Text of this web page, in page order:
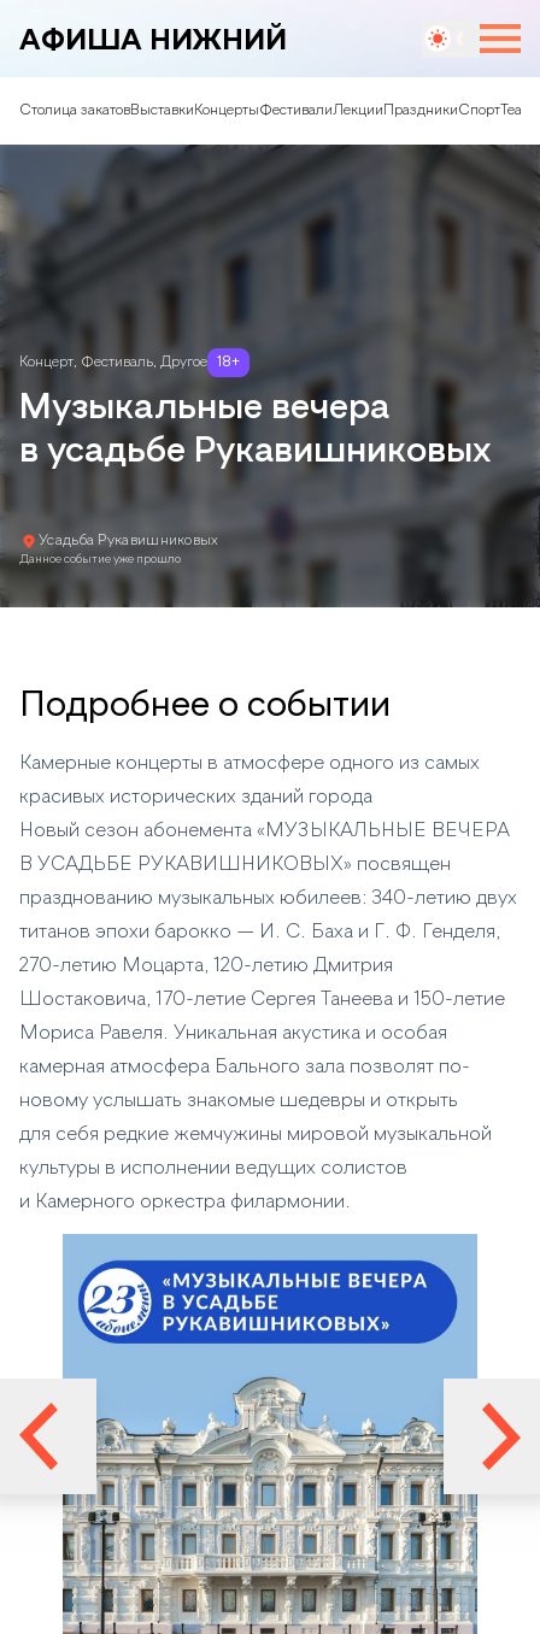
АФИША НИЖНИЙ
Столица закатовВыставкиКонцертыФестивалиЛекции ПраздникиСпорт
Концерт, Фестиваль, Другое 18+
Музыкальные вечера
в усадьбе Рукавишниковых
Усадьба Рукавишниковых
Данное событие уже прошло
Подробнее о событии
Камерные концерты в атмосфере одного из самых
красивых исторических зданий города
Новый сезон абонемента «МУЗЫКАЛЬНЫЕ ВЕЧЕРА
В УСАДЬБЕ РУКАВИШНИКОВЫХ» посвящен
празднованию музыкальных юбилеев: 340-летию двух
титанов эпохи барокко — И. С. Баха и Г. Ф. Генделя,
270-летию Моцарта, 120-летию Дмитрия
Шостаковича, 170-летие Сергея Танеева и 150-летие
Мориса Равеля. Уникальная акустика и особая
камерная атмосфера Бального зала позволят по-
новому услышать знакомые шедевры и открыть
для себя редкие жемчужины мировой музыкальной
культуры в исполнении ведущих солистов
и Камерного оркестра филармонии.